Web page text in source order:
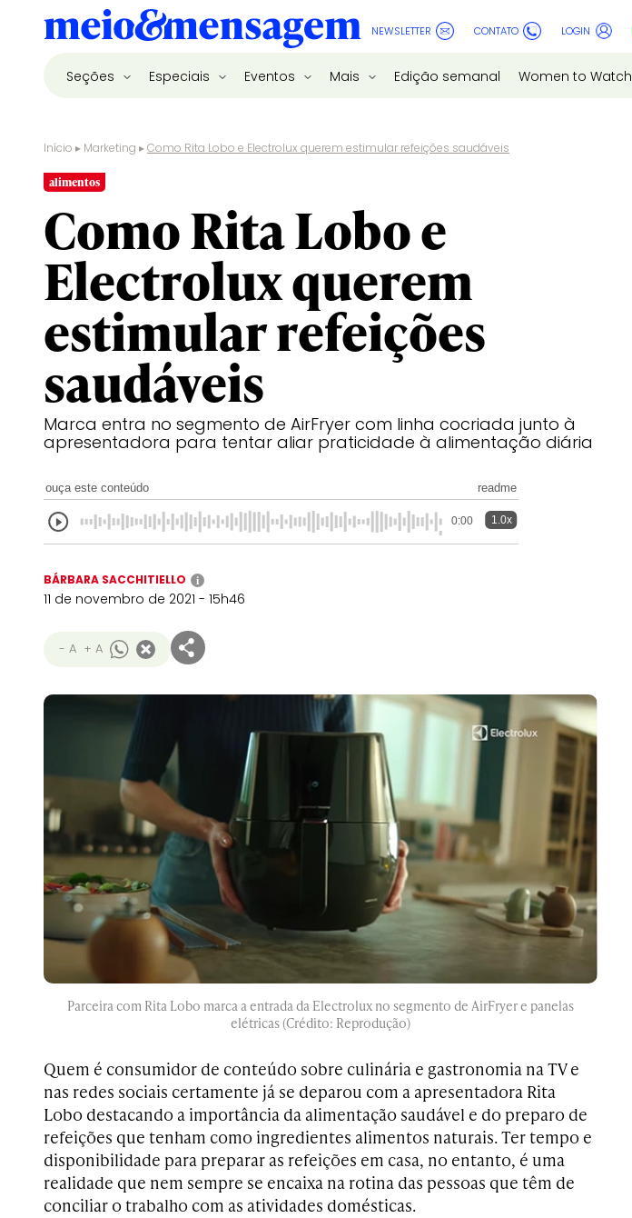
NEWSLETTER CONTATO LOGIN
Seções Especiais Eventos Mais Edição semanal Women to Watch
Início ▸ Marketing ▸Como Rita Lobo e Electrolux querem estimular refeições saudáveis
alimentos
Como Rita Lobo e
Electrolux querem
estimular refeições
saudáveis
Marca entra no segmento de AirFryer com linha cocriada junto à
apresentadora para tentar aliar praticidade à alimentação diária
ouça este conteúdo readme
0:00 1.0x
BÁRBARA SACCHITIELLO i
11 de novembro de 2021 - 15h46
- A + A
Parceira com Rita Lobo marca a entrada da Electrolux no segmento de AirFryer e panelas
elétricas (Crédito: Reprodução)
Quem é consumidor de conteúdo sobre culinária e gastronomia na TV e
nas redes sociais certamente já se deparou com a apresentadora Rita
Lobo destacando a importância da alimentação saudável e do preparo de
refeições que tenham como ingredientes alimentos naturais. Ter tempo e
disponibilidade para preparar as refeições em casa, no entanto, é uma
realidade que nem sempre se encaixa na rotina das pessoas que têm de
conciliar o trabalho com as atividades domésticas.